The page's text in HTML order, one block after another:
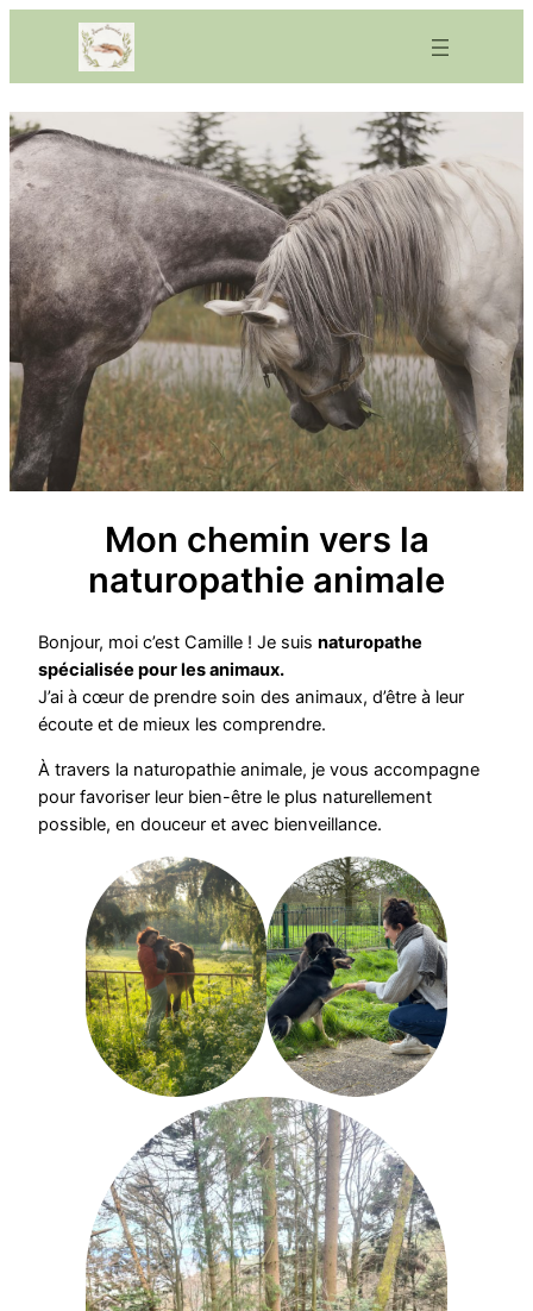
Mon chemin vers la
naturopathie animale
Bonjour, moi c’est Camille ! Je suis naturopathe
spécialisée pour les animaux.
J’ai à cœur de prendre soin des animaux, d’être à leur
écoute et de mieux les comprendre.
À travers la naturopathie animale, je vous accompagne
pour favoriser leur bien-être le plus naturellement
possible, en douceur et avec bienveillance.